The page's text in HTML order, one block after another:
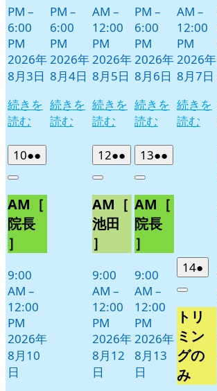
PM –
6:00
PM
2026年
8月3日
続きを
読む
PM –
6:00
PM
2026年
8月4日
続きを
読む
AM –
12:00
PM
2026年
8月5日
続きを
読む
PM –
6:00
PM
2026年
8月6日
続きを
読む
AM –
12:00
PM
2026年
8月7日
続きを
読む
102026
年
月
10
日
●●
件
イ
ト)
Close
AM［
院長
］
9:00
AM –
12:00
PM
2026年
8月10
日
122026
年
月
12
日
●●
件
イ
ベ
ト)
Close
AM［
池田
］
9:00
AM –
12:00
PM
2026年
8月12
日
132026
年
月
13
日
●●
件
イ
ト)
Close
AM［
院長
］
9:00
AM –
12:00
PM
2026年
8月13
日
142026
年
月
14
日
●
件
ベ
ン
ト)
Close
トリ
ミン
グの
み